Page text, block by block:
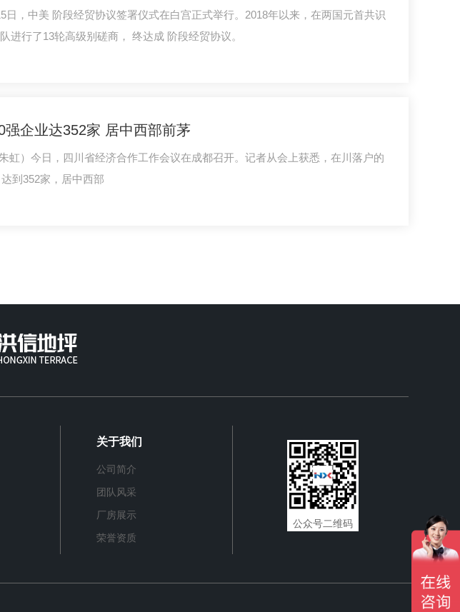
日，中美 阶段经贸协议签署仪式在白宫正式举行。2018年以来，在两国元首共识
进行了13轮高级别磋商， 终达成 阶段经贸协议。
强企业达352家 居中西部前茅
虹）今日，四川省经济合作工作会议在成都召开。记者从会上获悉，在川落户的
到352家，居中西部
关于我们
公司简介
团队风采
厂房展示
荣誉资质
公众号二维码